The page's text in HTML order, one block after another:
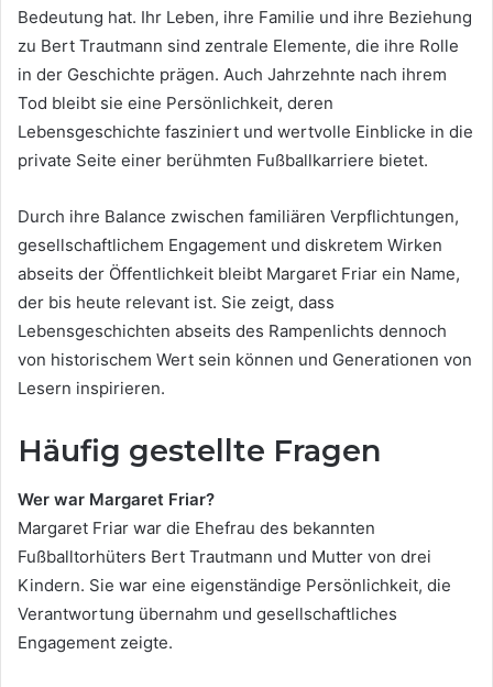
Bedeutung hat. Ihr Leben, ihre Familie und ihre Beziehung
zu Bert Trautmann sind zentrale Elemente, die ihre Rolle
in der Geschichte prägen. Auch Jahrzehnte nach ihrem
Tod bleibt sie eine Persönlichkeit, deren
Lebensgeschichte fasziniert und wertvolle Einblicke in die
private Seite einer berühmten Fußballkarriere bietet.
Durch ihre Balance zwischen familiären Verpflichtungen,
gesellschaftlichem Engagement und diskretem Wirken
abseits der Öffentlichkeit bleibt Margaret Friar ein Name,
der bis heute relevant ist. Sie zeigt, dass
Lebensgeschichten abseits des Rampenlichts dennoch
von historischem Wert sein können und Generationen von
Lesern inspirieren.
Häufig gestellte Fragen
Wer war Margaret Friar?
Margaret Friar war die Ehefrau des bekannten
Fußballtorhüters Bert Trautmann und Mutter von drei
Kindern. Sie war eine eigenständige Persönlichkeit, die
Verantwortung übernahm und gesellschaftliches
Engagement zeigte.